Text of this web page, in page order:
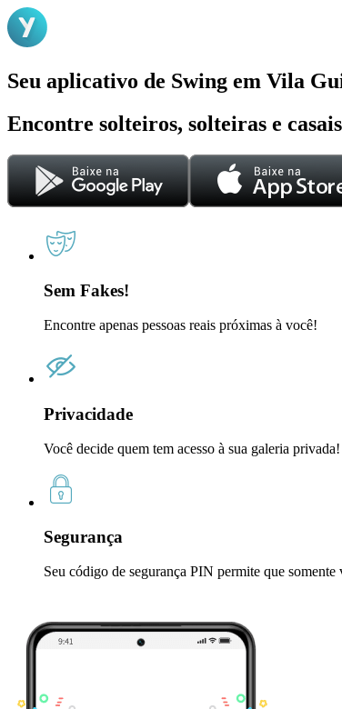
Seu aplicativo de Swing em Vila
Encontre solteiros, solteiras e
Sem Fakes!
Encontre apenas pessoas reais próximas à você!
Privacidade
Você decide quem tem acesso à sua galeria privada!
Segurança
Seu código de segurança PIN permite que somente